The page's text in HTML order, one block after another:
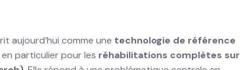
aujourd’hui comme une technologie de référence
en particulier pour les réhabilitations complètes sur